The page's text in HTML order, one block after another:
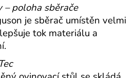
– poloha sběrače
je sběrač umístěn velmi
tok materiálu a